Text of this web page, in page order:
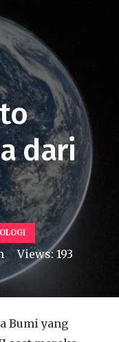
dari
Views:193
Bumi yang